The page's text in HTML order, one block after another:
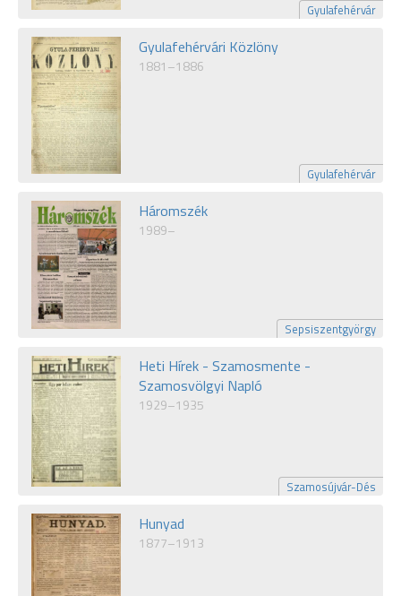
Gyulafehérvár
Gyulafehérvári Közlöny
1881–1886
Gyulafehérvár
Háromszék
1989–
Sepsiszentgyörgy
Heti Hírek - Szamosmente -
Szamosvölgyi Napló
1929–1935
Szamosújvár-Dés
Hunyad
1877–1913